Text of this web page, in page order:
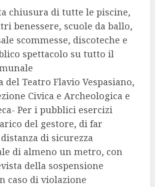
chiusura di tutte le piscine,
benessere, scuole da ballo,
scommesse, discoteche e
spettacolo su tutto il
del Teatro Flavio Vespasiano,
Civica e Archeologica e
Per i pubblici esercizi
del gestore, di far
di sicurezza
di almeno un metro, con
della sospensione
caso di violazione